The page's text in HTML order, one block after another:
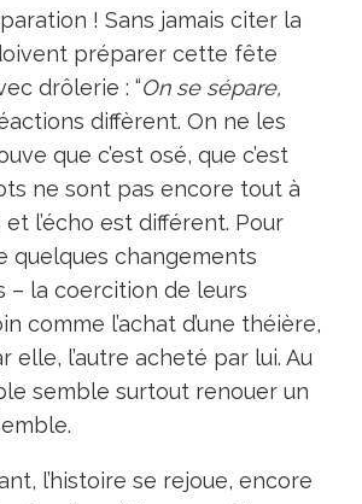
! Sans jamais citer la
préparer cette fête
drôlerie : “On se sépare,
diffèrent. On ne les
que c’est osé, que c’est
ne sont pas encore tout à
l’écho est différent. Pour
quelques changements
la coercition de leurs
comme l’achat d’une théière,
elle, l’autre acheté par lui. Au
semble surtout renouer un
l’histoire se rejoue, encore